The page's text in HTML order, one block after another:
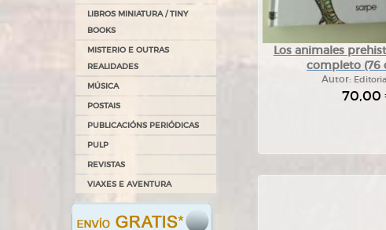
LIBROS MINIATURA / TINY
BOOKS
MISTERIO E OUTRAS
REALIDADES
MÚSICA
POSTAIS
PUBLICACIÓNS PERIÓDICAS
PULP
REVISTAS
VIAXES E AVENTURA
Los animales
completo (76
Autor:
70,00